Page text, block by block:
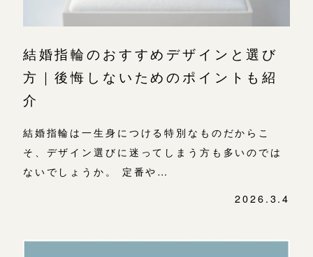
結婚指輪のおすすめデザインと選び
方｜後悔しないためのポイントも紹
介
結婚指輪は一生身につける特別なものだからこ
そ、デザイン選びに迷ってしまう方も多いのでは
ないでしょうか。 定番や…
2026.3.4